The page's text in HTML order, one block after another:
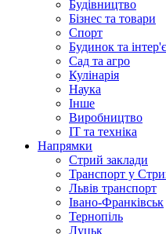
Будівництво
Бізнес та товари
Спорт
Будинок та
Сад та агро
Кулінарія
Наука
Інше
Виробництво
IT та техніка
Напрямки
Стрий заклади
Транспорт у
Львів транспорт
Івано-Франківськ
Тернопіль
Луцьк